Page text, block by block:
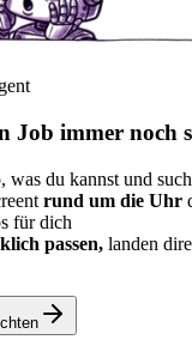
Job immer noch
was du kannst und
rund um die Uhr
für dich
passen, landen